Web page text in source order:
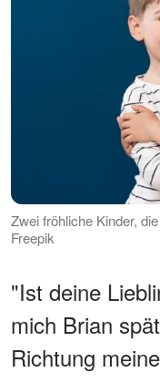
Zwei fröhliche Kinder,
Freepik
"Ist deine
mich Brian
Richtung